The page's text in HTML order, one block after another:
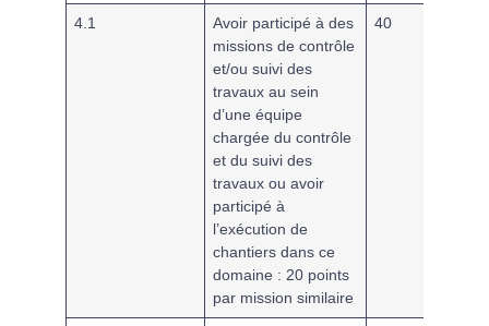
4.1
Avoir participé à des
missions de contrôle
et/ou suivi des
travaux au sein
d’une équipe
chargée du contrôle
et du suivi des
travaux ou avoir
participé à
l’exécution de
chantiers dans ce
domaine : 20 points
par mission similaire
40